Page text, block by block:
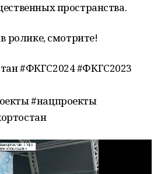
пространства.
ролике, смотрите!
#ФКГС2024 #ФКГС2023
#нацпроекты